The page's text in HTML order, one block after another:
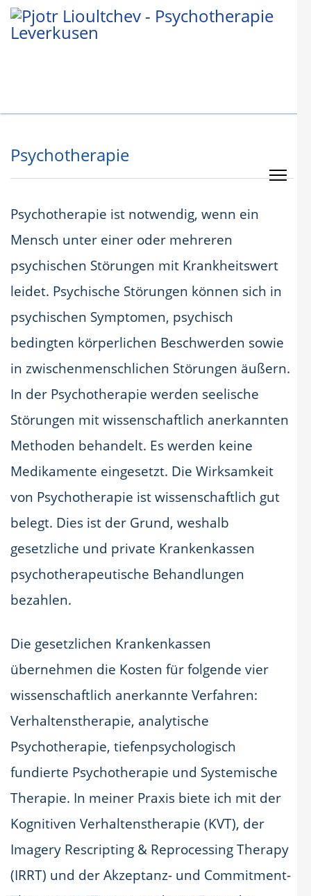
Psychotherapie
Psychotherapie ist notwendig, wenn ein
Mensch unter einer oder mehreren
psychischen Störungen mit Krankheitswert
leidet. Psychische Störungen können sich in
psychischen Symptomen, psychisch
bedingten körperlichen Beschwerden sowie
in zwischenmenschlichen Störungen äußern.
In der Psychotherapie werden seelische
Störungen mit wissenschaftlich anerkannten
Methoden behandelt. Es werden keine
Medikamente eingesetzt. Die Wirksamkeit
von Psychotherapie ist wissenschaftlich gut
belegt. Dies ist der Grund, weshalb
gesetzliche und private Krankenkassen
psychotherapeutische Behandlungen
bezahlen.
Die gesetzlichen Krankenkassen
übernehmen die Kosten für folgende vier
wissenschaftlich anerkannte Verfahren:
Verhaltenstherapie, analytische
Psychotherapie, tiefenpsychologisch
fundierte Psychotherapie und Systemische
Therapie. In meiner Praxis biete ich mit der
Kognitiven Verhaltenstherapie (KVT), der
Imagery Rescripting & Reprocessing Therapy
(IRRT) und der Akzeptanz- und Commitment-